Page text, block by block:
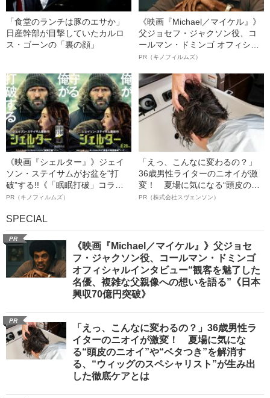
「食堂のランチは豚のエサか」
日産幹部が目撃していたカルロ
ス・ゴーンの「裏の顔」
《映画『Michael／マイケル』》
父ジョセフ・ジャクソン役、コ
ールマン・ドミンゴ オフィシャ
ルインタビュー“観客を魅了した
語る”《日本興収70億円突破》
PR（キノフィルムズ）
《映画『シェルター』》ジェイ
ソン・ステイサムがお盆を“打
破”する!!《「眠眠打破」コラ
ボ》
PR（キノフィルムズ）
「えっ、こんなに変わるの？」
36歳男性ライターのニオイが激
変！ 夏場に気になる“頭皮のニ
オイ”や“ベタつき”を解消す
PR（株式会社スヴェンソン）
SPECIAL
PR
《映画『Michael／マイケル』》父ジョセ
フ・ジャクソン役、コールマン・ドミンゴ
オフィシャルインタビュー“観客を魅了した
名優、複雑な父親像への想いを語る”《日本
興収70億円突破》
PR
「えっ、こんなに変わるの？」36歳男性ラ
イターのニオイが激変！ 夏場に気にな
る“頭皮のニオイ”や“ベタつき”を解消す
る、“ウィッグのスペシャリスト”が生み出
した徹底ケアとは